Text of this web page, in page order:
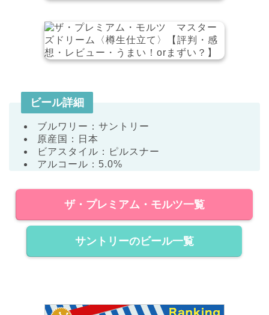
ビール詳細
ブルワリー：サントリー
原産国：日本
ビアスタイル：ピルスナー
アルコール：5.0%
ザ・プレミアム・モルツ一覧
サントリーのビール一覧